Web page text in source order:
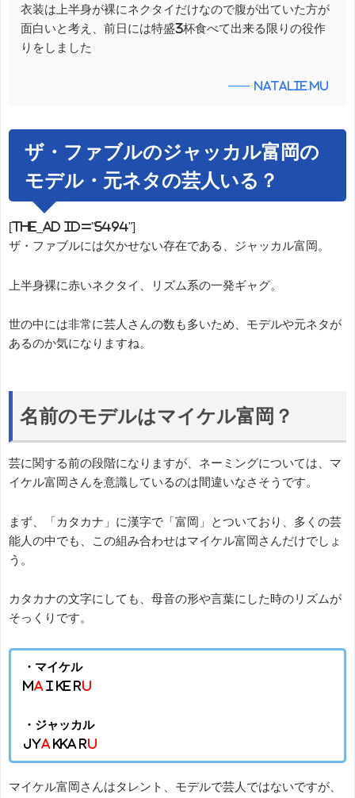
衣装は上半身が裸にネクタイだけなので腹が出ていた方が
面白いと考え、前日には特盛3杯食べて出来る限りの役作
りをしました
natalie.mu
ザ・ファブルのジャッカル富岡の
モデル・元ネタの芸人いる？
[the_ad id="5494"]
ザ・ファブルには欠かせない存在である、ジャッカル富岡。
上半身裸に赤いネクタイ、リズム系の一発ギャグ。
世の中には非常に芸人さんの数も多いため、モデルや元ネタが
あるのか気になりますね。
名前のモデルはマイケル富岡？
芸に関する前の段階になりますが、ネーミングについては、マ
イケル富岡さんを意識しているのは間違いなさそうです。
まず、「カタカナ」に漢字で「富岡」とついており、多くの芸
能人の中でも、この組み合わせはマイケル富岡さんだけでしょ
う。
カタカナの文字にしても、母音の形や言葉にした時のリズムが
そっくりです。
・マイケル
M a I Ke Ru
・ジャッカル
Jya Kka Ru
マイケル富岡さんはタレント、モデルで芸人ではないですが、